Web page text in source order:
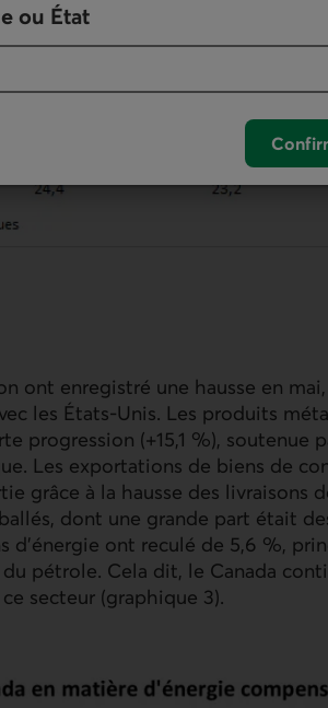
ou État
ont enregistré une hausse en
les États-Unis. Les produits
progression (+15,1 %), soutenue
Les exportations de biens de
grâce à la hausse des livraisons
dont une grande part était
d’énergie ont reculé de 5,6 %,
pétrole. Cela dit, le Canada
secteur (graphique 3).